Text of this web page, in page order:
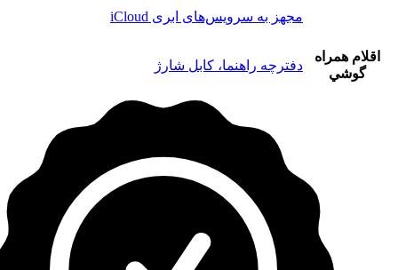
مجهز به سرویس‌های ابری iCloud
اقلام همراه
گوشي
دفترچه راهنما، کابل شارژ